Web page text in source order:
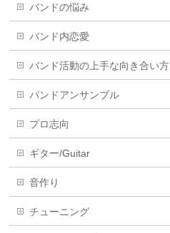
バンドの悩み
バンド内恋愛
バンド活動の上手な向き合い方
バンドアンサンブル
プロ志向
ギター/Guitar
音作り
チューニング